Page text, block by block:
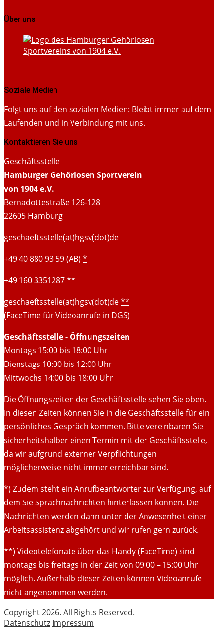
Über uns
Soziale Medien
Folgt uns auf den sozialen Medien: Bleibt immer auf dem
Laufenden und in Verbindung mit uns.
Kontaktieren Sie uns
Geschäftsstelle
Hamburger Gehörlosen Sportverein
von 1904 e.V.
Bernadottestraße 126-128
22605 Hamburg
geschaeftsstelle(at)hgsv(dot)de
+49 40 880 93 59 (AB) *
+49 160 3351287**
geschaeftsstelle(at)hgsv(dot)de**
(FaceTime für Videoanrufe in DGS)
Geschäftsstelle - Öffnungszeiten
Montags 15:00 bis 18:00 Uhr
Dienstags 10:00 bis 12:00 Uhr
Mittwochs 14:00 bis 18:00 Uhr
Die Öffnungszeiten der Geschäftsstelle sehen Sie oben.
In diesen Zeiten können Sie in die Geschäftsstelle für ein
persönliches Gespräch kommen. Bitte vereinbaren Sie
sicherheitshalber einen Termin mit der Geschäftsstelle,
da wir aufgrund externer Verpflichtungen
möglicherweise nicht immer erreichbar sind.
*) Zudem steht ein Anrufbeantworter zur Verfügung, auf
dem Sie Sprachnachrichten hinterlassen können. Die
Nachrichten werden dann unter der Anwesenheit einer
Arbeitsassistenz abgehört und wir rufen gern zurück.
**) Videotelefonate über das Handy (FaceTime) sind
montags bis freitags in der Zeit von 09:00 – 15:00 Uhr
möglich. Außerhalb dieser Zeiten können Videoanrufe
nicht angenommen werden.
Copyright 2026. All Rights Reserved.
Datenschutz Impressum